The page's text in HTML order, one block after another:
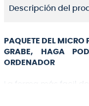
Descripción del
PAQUETE DEL
GRABE, HAGA
ORDENADOR
La forma más facil